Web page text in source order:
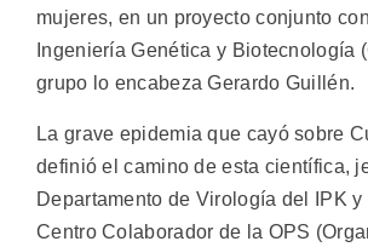
mujeres, en un proyecto conjunto
Ingeniería Genética y Biotecnología
grupo lo encabeza Gerardo Guillén.
La grave epidemia que cayó sobre
definió el camino de esta científica,
Departamento de Virología del IPK y
Centro Colaborador de la OPS